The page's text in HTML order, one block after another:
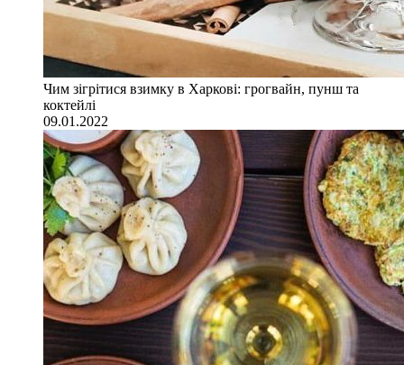
Чим зігрітися взимку в Харкові: грогвайн, пунш та
коктейлі
09.01.2022